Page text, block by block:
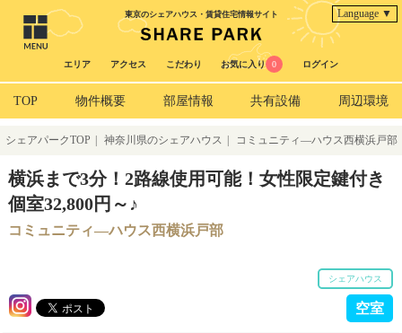
東京のシェアハウス・賃貸住宅情報サイト Language ▼
エリア アクセス こだわり お気に入り 0 ログイン
TOP 物件概要 部屋情報 共有設備 周辺環境
シェアパークTOP 神奈川県のシェアハウス コミュニティ―ハウス西横浜戸部
横浜まで3分！2路線使用可能！女性限定鍵付き
個室32,800円～♪
コミュニティ―ハウス西横浜戸部
シェアハウス
空室